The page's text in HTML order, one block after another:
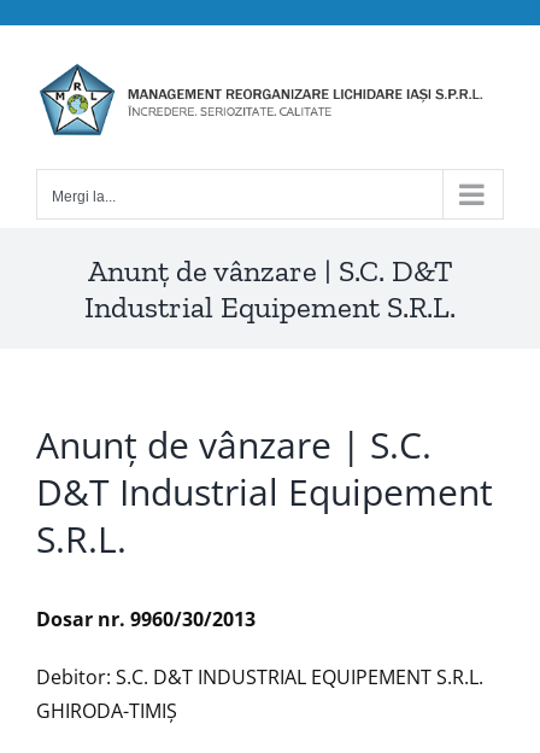
content
Mergi la...
Anunț de vânzare | S.C. D&T
Industrial Equipement S.R.L.
Anunț de vânzare | S.C.
D&T Industrial Equipement
S.R.L.
Dosar nr. 9960/30/2013
Debitor: S.C. D&T INDUSTRIAL EQUIPEMENT S.R.L.
GHIRODA-TIMIŞ